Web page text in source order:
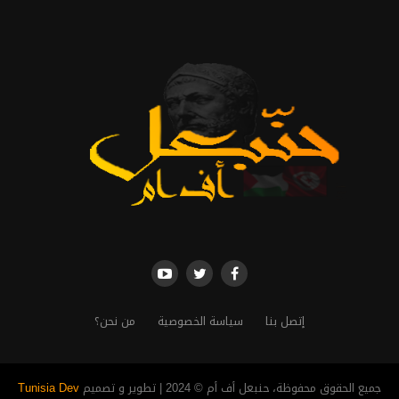
إتصل بنا سياسة الخصوصية من نحن؟
جميع الحقوق محفوظة، حنبعل أف أم © 2024 | تطوير و تصميم Tunisia Dev